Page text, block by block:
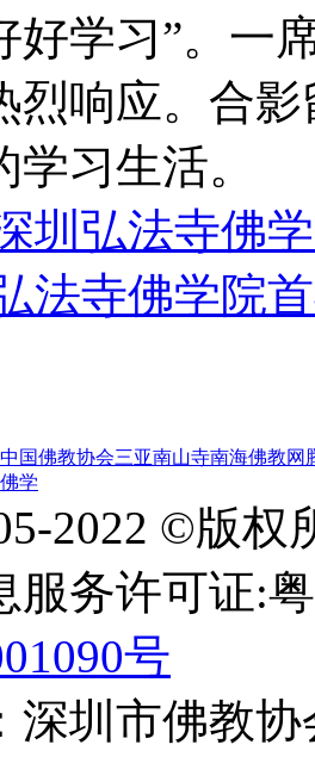
好学习”。一
烈响应。合
习生活。
圳弘法寺佛
法寺佛学院
中国佛教协会三亚南山寺南海佛教网
学
2022 ©版权
服务许可证:
号
深圳市佛教